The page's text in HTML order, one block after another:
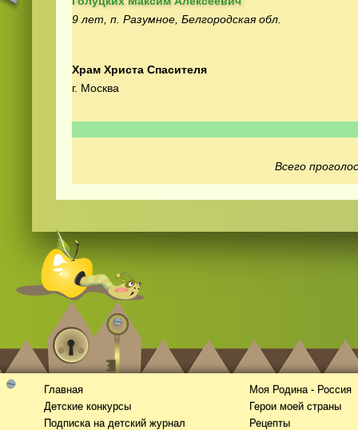
9 лет, п. Разумное, Белгородская обл.
Храм Христа Спасителя
г. Москва
Всего
Главная
Детские конкурсы
Подписка на детский журнал
Моя Родина - Россия
Герои моей страны
Рецепты
Смотреть видеоhdонлайн